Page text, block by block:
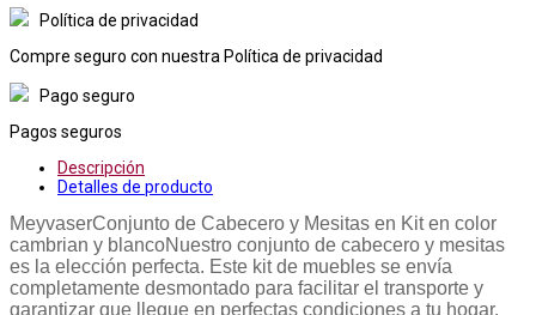
Política de privacidad
Compre seguro con nuestra Política de privacidad
Pago seguro
Pagos seguros
Descripción
Detalles de producto
MeyvaserConjunto de Cabecero y Mesitas en Kit en color
cambrian y blancoNuestro conjunto de cabecero y mesitas
es la elección perfecta. Este kit de muebles se envía
completamente desmontado para facilitar el transporte y
garantizar que llegue en perfectas condiciones a tu hogar.